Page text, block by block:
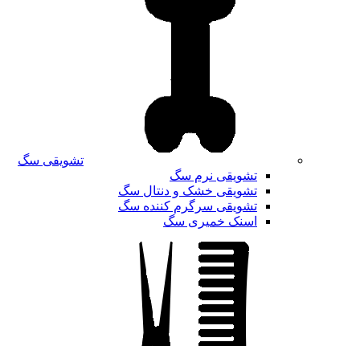
تشویقی سگ
تشویقی نرم سگ
تشویقی خشک و دنتال سگ
تشویقی سرگرم کننده سگ
اسنک خمیری سگ